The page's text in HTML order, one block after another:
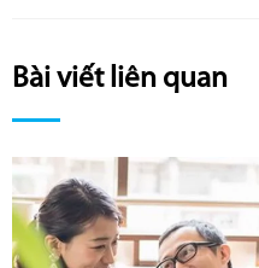
Bài viết liên quan